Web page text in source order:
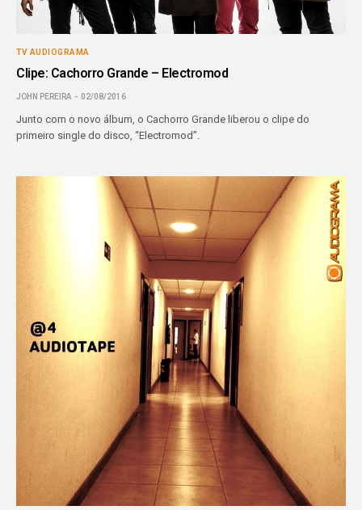
TV AUDIOGRAMA
Clipe: Cachorro Grande – Electromod
JOHN PEREIRA 02/08/2016
Junto com o novo álbum, o Cachorro Grande liberou o clipe do
primeiro single do disco, “Electromod”.